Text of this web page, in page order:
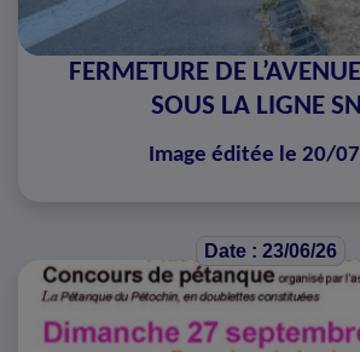
FERMETURE DE
SOUS LA LIGNE
Image éditée le 20/
Date : 23/06/26